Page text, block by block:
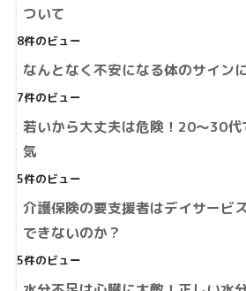
ついて
8件のビュー
なんとなく不安になる体のサイン
7件のビュー
若いから大丈夫は危険！20～30代
気
5件のビュー
介護保険の要支援者はデイサービ
できないのか？
5件のビュー